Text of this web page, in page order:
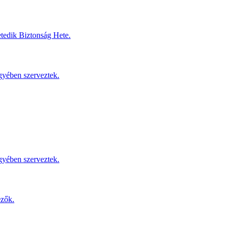
Biztonság Hete.
szerveztek.
szerveztek.